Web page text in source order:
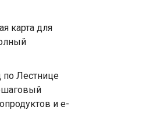
карта для
по Лестнице
и e-